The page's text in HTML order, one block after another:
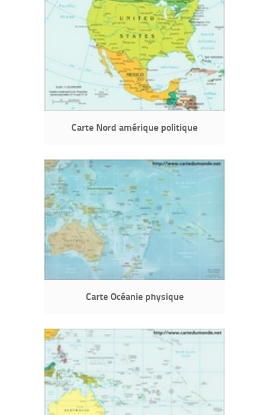
Carte Nord amérique politique
Carte Océanie physique